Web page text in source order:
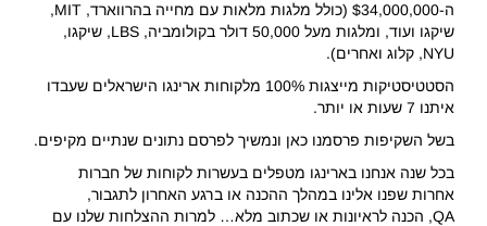
ה-$34,000,000 (כולל מלגות מלאות עם מחייה בהרווארד, MIT,
שיקגו ועוד, ומלגות מעל 50,000 דולר בקולומביה, LBS, שיקגו,
NYU, קלוג ואחרים).
הסטטיסטיקות מייצגות 100% מלקוחות ארינגו הישראלים שעבדו
איתנו 7 שעות או יותר.
בשל השקיפות פרסמנו כאן ונמשיך לפרסם נתונים שנתיים מקיפים.
בכל שנה אנחנו בארינגו מטפלים בעשרות לקוחות של חברות
אחרות שפנו אלינו במהלך ההכנה או ברגע האחרון לתגבור,
QA, הכנה לראיונות או שכתוב מלא… למרות ההצלחות שלנו עם